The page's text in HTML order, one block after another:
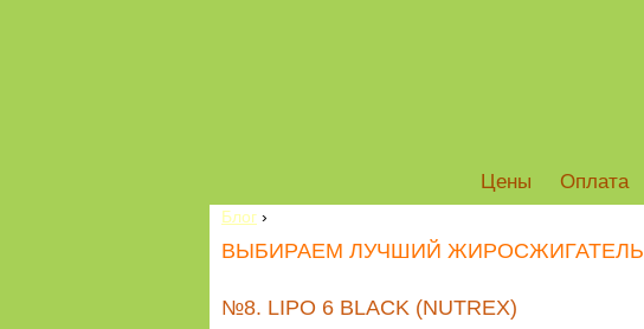
Цены Оплата
Блог ›
ВЫБИРАЕМ ЛУЧШИЙ ЖИРОСЖИГАТЕЛЬ
№8. LIPO 6 BLACK (NUTREX)